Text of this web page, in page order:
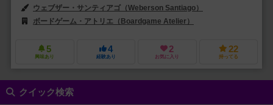
ウェブザー・サンティアゴ（Weberson Santiago）
ボードゲーム・アトリエ（Boardgame Atelier）
5
興味あり
4
経験あり
2
お気に入り
22
持ってる
クイック検索